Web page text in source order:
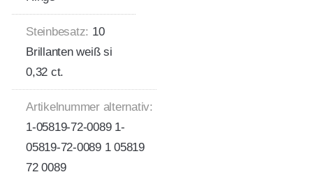
Steinbesatz: 10
Brillanten weiß si
0,32 ct.
Artikelnummer alternativ:
1-05819-72-0089 1-
05819-72-0089 1 05819
72 0089